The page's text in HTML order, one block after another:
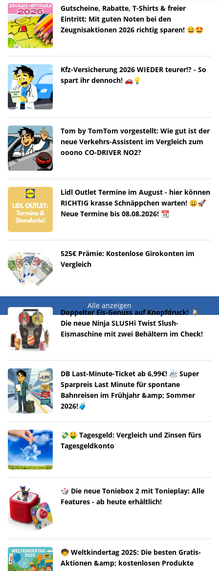
Gutscheine, Rabatte, T-Shirts & freier
Eintritt: Mit guten Noten bei den
Zeugnisaktionen 2026 richtig sparen! 😀🤩
Kfz-Versicherung 2026 WIEDER teurer!? - So
spart ihr dennoch! 🚗💡
Tom by TomTom vorgestellt: Wie gut ist der
neue Verkehrs-Assistent im Vergleich zum
ooono CO-DRIVER NO2?
Lidl Outlet Termine im August - hier können
RICHTIG krasse Schnäppchen warten! 😀🚀
Neue Termine bis 08.08.2026! 📆
525€ Prämie: Kostenlose Girokonten im
Vergleich
Alle anzeigen
Doppelter Eis-Genuss auf Knopfdruck! 🍹
Die neue Ninja SLUSHi Twist Slush-
Eismaschine mit zwei Behältern im Check!
DB Last-Minute-Ticket ab 6,99€! 🚈 Super
Sparpreis Last Minute für spontane
Bahnreisen im Frühjahr &amp; Sommer
2026!🧳
💸🤑 Tagesgeld: Vergleich und Zinsen fürs
Tagesgeldkonto
🎲 Die neue Toniebox 2 mit Tonieplay: Alle
Features - ab heute erhältlich!
🧒 Weltkindertag 2025: Die besten Gratis-
Aktionen &amp; kostenlosen Produkte